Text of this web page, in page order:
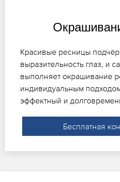
Красивые ресницы
выразительность глаз, и
выполняет окрашивание
индивидуальным
эффектный и
Бесплатная